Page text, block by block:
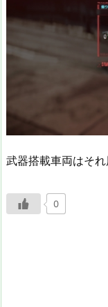
武器搭載車両はそれ
0